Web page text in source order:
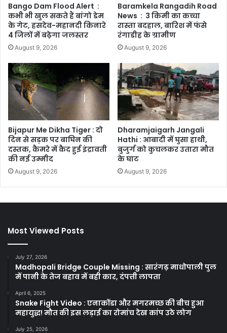
Bango Dam Flood Alert :
कभी भी खुल सकते हैं बांगो डेम
के गेट, हसदेव-महानदी किनारे
4 जिलों में बढ़ेगा जलस्तर
August 9, 2026
Baramkela Rangadih Road
News : 3 किमी का कच्चा
रास्ता बदहाल, बारिश में फंसे
रंगाडीह के ग्रामीण
August 9, 2026
Bijapur Me Dikha Tiger : दो
दिन से सड़क पर बाघिन की
दस्तक, कैमरे में कैद हुई इंद्रावती
की नई उम्मीद
August 9, 2026
Dharamjaigarh Jangali
Hathi : आबादी में घुसा हाथी,
बुजुर्ग को कुचलकर उतारा मौत
के घाट
August 9, 2026
Most Viewed Posts
July 27, 2026
Madhopali Bridge Couple Missing : सारंगढ़ माधोपाली पुल
में पानी के तेज बहाव में बही कार, दंपत्ती लापता
April 6, 2025
Snake Fight Video : एनाकोंडा और मगरमच्छ की बीच हुआ
महायुद्ध! मौत की इस लड़ाई का रोमांच देख कांप उठे लोग
July 25, 2026